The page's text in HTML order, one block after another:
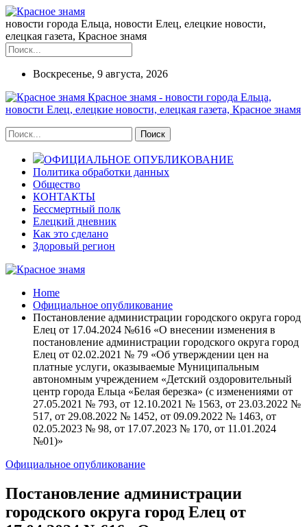
новости города Ельца, новости Елец, елецкие новости,
елецкая газета, Красное знамя
Воскресенье, 9 августа, 2026
Красное знамя - новости города Ельца,
новости Елец, елецкие новости, елецкая газета, Красное знамя
ОФИЦИАЛЬНОЕ ОПУБЛИКОВАНИЕ
Политика обработки данных
Общество
КОНТАКТЫ
Бессмертный полк
Елецкий дневник
Как это сделано
Здоровый регион
Home
Официальное опубликование
Постановление администрации городского округа город
Елец от 17.04.2024 №616 «О внесении изменения в
постановление администрации городского округа город
Елец от 02.02.2021 № 79 «Об утверждении цен на
платные услуги, оказываемые Муниципальным
автономным учреждением «Детский оздоровительный
центр города Ельца «Белая березка» (с изменениями от
27.05.2021 № 793, от 12.10.2021 № 1563, от 23.03.2022 №
517, от 29.08.2022 № 1452, от 09.09.2022 № 1463, от
02.05.2023 № 98, от 17.07.2023 № 170, от 11.01.2024
№01)»
Официальное опубликование
Постановление администрации
городского округа город Елец от